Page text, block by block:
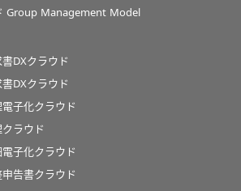
Group Management Model
DXクラウド
DXクラウド
子化クラウド
ラウド
子化クラウド
告書クラウド